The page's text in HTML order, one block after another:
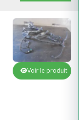
Voir le produit